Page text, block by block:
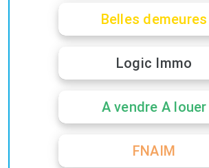
Belles demeures
Logic Immo
A vendre A louer
FNAIM